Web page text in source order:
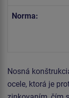
Norma:
Nosná
ocele, ktorá je